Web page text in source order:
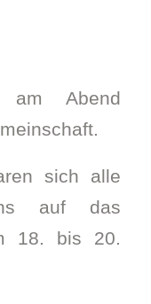
am Abend
sich alle
auf das
18. bis 20.